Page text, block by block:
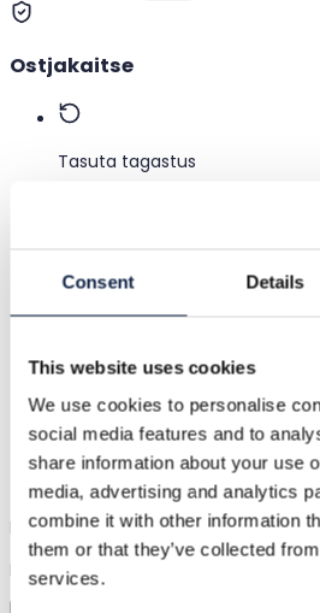
Consent Details
This website uses cookies
We use cookies to personalise
social media features and to
share information about your use
media, advertising and analytics
combine it with other information
them or that they’ve collected
services.
Ostjakaitse
Tasuta tagastus
Tagasimakse, kui toode on
Turvaline makse
Tugi
Kiire abi, kui seda vajad
Proovi enne kui ostad
Laadi lihtsalt pilt üles ja proovi kõik